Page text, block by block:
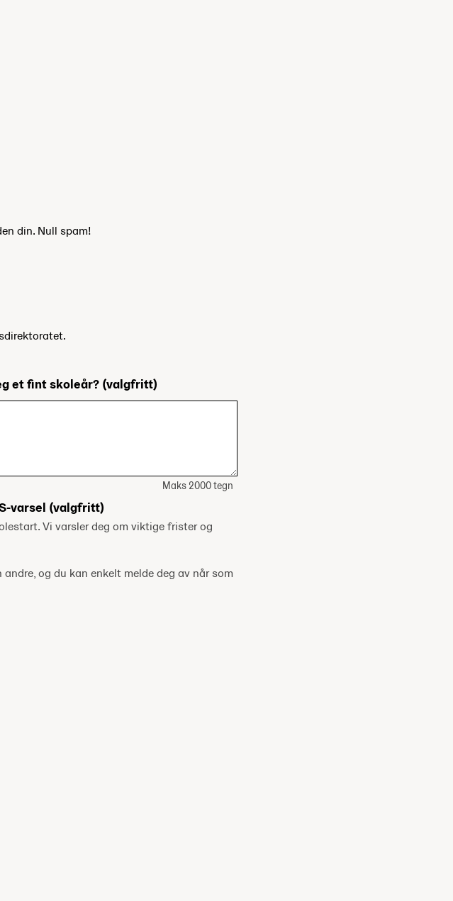
din. Null spam!
et fint skoleår? (valgfritt)
Maks 2000 tegn
varsel (valgfritt)
Vi varsler deg om viktige frister og
og du kan enkelt melde deg av når som